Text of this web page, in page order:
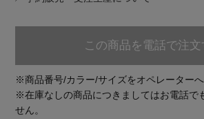
その他(傘・ハンカチ・時計など)
PERSONAL COLOR
この商品を電話で注文
※商品番号/カラー/サイズをオペレーターへ
※在庫なしの商品につきましてはお電話で
せん。